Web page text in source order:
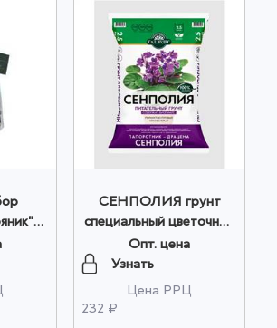
СЕНПОЛИЯ грунт
специальный цветочный
2,5 л Сад Чудес оптом
Опт. цена
Узнать
Цена РРЦ
232 ₽